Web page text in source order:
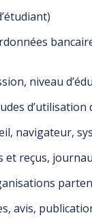
niveau
d’utilisation
navigateur,
reçus,
avis,